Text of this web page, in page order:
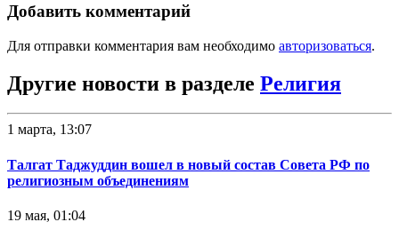
Добавить комментарий
Для отправки комментария вам необходимо авторизоваться.
Другие новости в разделе Религия
1 марта, 13:07
Талгат Таджуддин вошел в новый состав Совета РФ по
религиозным объединениям
19 мая, 01:04